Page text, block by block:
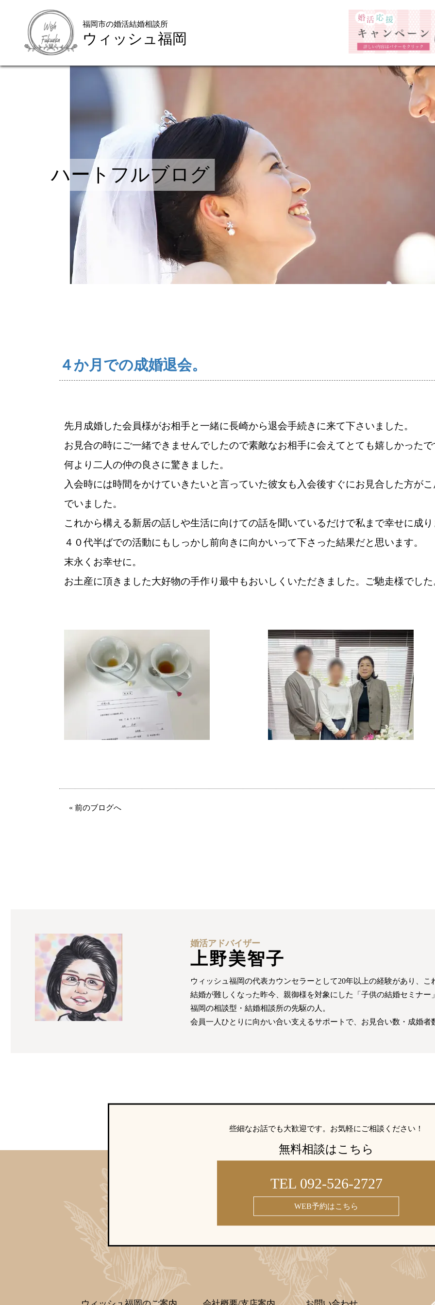
コース・料金・入会案内
ご来店WEB予約
鹿児島店 佐世保店
ウィッシュブログ
プライバシーポリシー 特定商取引法の表記について
福岡市の婚活結婚相談所
ウィッシュ福岡
ハートフルブログ
４か月での成婚退会。
先月成婚した会員様がお相手と一緒に長崎から退会手続きに来て下さいました。
お見合の時にご一緒できませんでしたので素敵なお相手に会えてとても嬉しかったで
何より二人の仲の良さに驚きました。
入会時には時間をかけていきたいと言っていた彼女も入会後すぐにお見合した方が
でいました。
これから構える新居の話しや生活に向けての話を聞いているだけで私まで幸せに成り
４０代半ばでの活動にもしっかし前向きに向かいって下さった結果だと思います。
末永くお幸せに。
お土産に頂きました大好物の手作り最中もおいしくいただきました。ご馳走様でした
« 前のブログへ
婚活アドバイザー
上野美智子
ウィッシュ福岡の代表カウンセラーとして20年以上の経験があり、こ
結婚が難しくなった昨今、親御様を対象にした「子供の結婚セミナー
福岡の相談型・結婚相談所の先駆の人。
会員一人ひとりに向かい合い支えるサポートで、お見合い数・成婚者
些細なお話でも大歓迎です。 お気軽にご相談ください！
無料相談はこちら
TEL 092-526-2727
WEB予約はこちら